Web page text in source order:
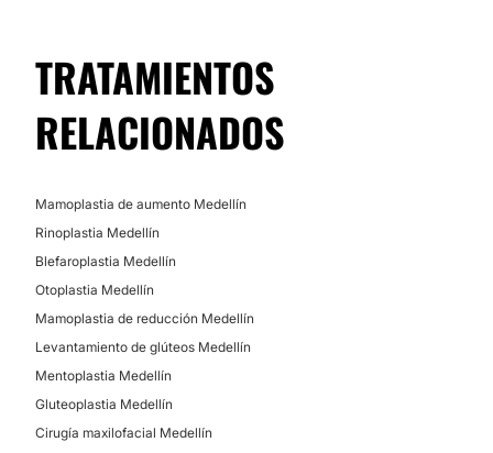
TRATAMIENTOS
RELACIONADOS
Mamoplastia de aumento Medellín
Rinoplastia Medellín
Blefaroplastia Medellín
Otoplastia Medellín
Mamoplastia de reducción Medellín
Levantamiento de glúteos Medellín
Mentoplastia Medellín
Gluteoplastia Medellín
Cirugía maxilofacial Medellín